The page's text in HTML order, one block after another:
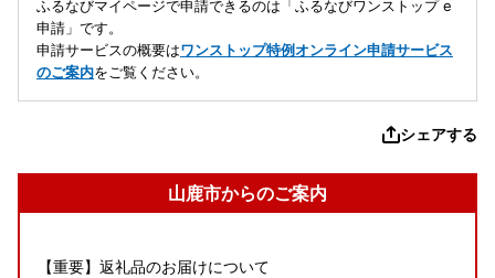
ふるなびマイページで申請できるのは「ふるなびワンストップ e
申請」です。
申請サービスの概要はワンストップ特例オンライン申請サービス
のご案内をご覧ください。
シェアする
山鹿市からのご案内
【重要】返礼品のお届けについて